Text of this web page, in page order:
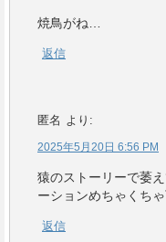
焼鳥がね…
返信
匿名 より:
2025年5月20日 6:56 PM
猿のストーリーで萎
ーションめちゃくち
返信